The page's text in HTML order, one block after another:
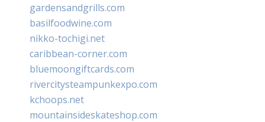
gardensandgrills.com
basilfoodwine.com
nikko-tochigi.net
caribbean-corner.com
bluemoongiftcards.com
rivercitysteampunkexpo.com
kchoops.net
mountainsideskateshop.com